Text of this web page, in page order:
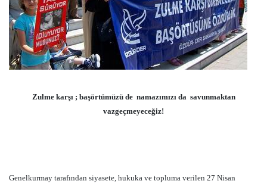
Zulme karşı ; başörtümüzü de namazımızı da savunmaktan
vazgeçmeyeceğiz!
Genelkurmay tarafından siyasete, hukuka ve topluma verilen 27 Nisan